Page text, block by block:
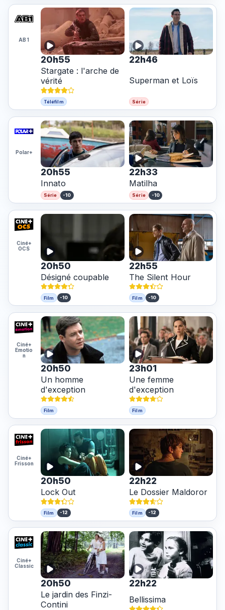
AB 1
20h55
Stargate : l'arche de
vérité
Téléfilm
22h46
Superman et Loïs
Série
Polar+
20h55
Innato
Série -10
22h33
Matilha
Série -10
Ciné+
OCS
20h50
Désigné coupable
Film -10
22h55
The Silent Hour
Film -10
Ciné+
Emotio
n
20h50
Un homme
d'exception
Film
23h01
Une femme
d'exception
Film
Ciné+
Frisson
20h50
Lock Out
Film -12
22h22
Le Dossier Maldoror
Film -12
Ciné+
Classic
20h50
Le jardin des Finzi-
Contini
22h22
Bellissima